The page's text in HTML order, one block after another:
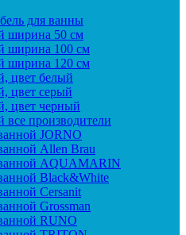
для ванны
ширина 50 см
ширина 100 см
ширина 120 см
цвет белый
цвет серый
цвет черный
все производители
JORNO
Allen Brau
AQUAMARIN
Black&White
Cersanit
Grossman
RUNO